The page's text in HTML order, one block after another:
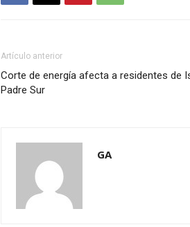
Artículo anterior
Corte de energía afecta a residentes de
Padre Sur
GA